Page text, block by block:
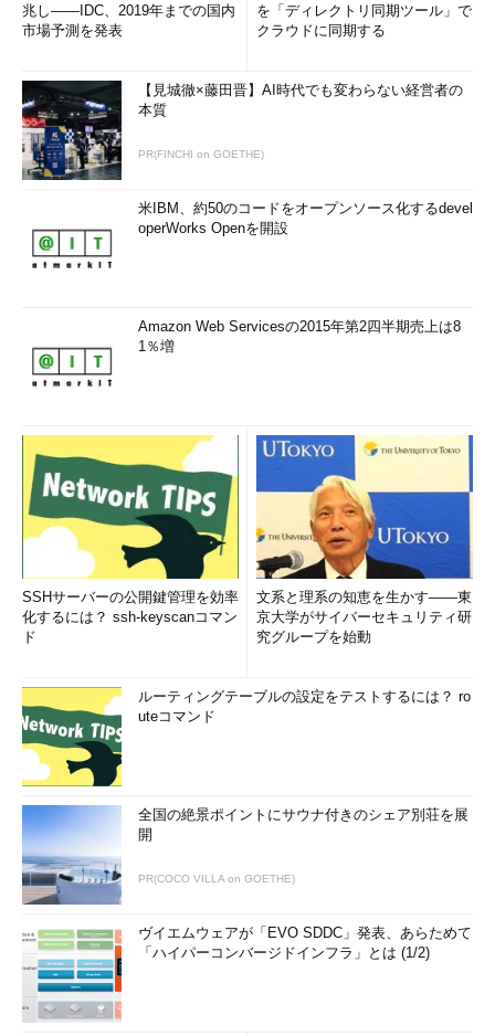
兆し――IDC、2019年までの国内
市場予測を発表
を「ディレクトリ同期ツール」で
クラウドに同期する
【見城徹×藤田晋】AI時代でも変わらない経営者の
本質
PR(FINCHI on GOETHE)
米IBM、約50のコードをオープンソース化するdevel
operWorks Openを開設
Amazon Web Servicesの2015年第2四半期売上は8
1％増
SSHサーバーの公開鍵管理を効率
化するには？ ssh-keyscanコマン
ド
文系と理系の知恵を生かす――東
京大学がサイバーセキュリティ研
究グループを始動
ルーティングテーブルの設定をテストするには？ ro
uteコマンド
全国の絶景ポイントにサウナ付きのシェア別荘を展
開
PR(COCO VILLA on GOETHE)
ヴイエムウェアが「EVO SDDC」発表、あらためて
「ハイパーコンバージドインフラ」とは (1/2)